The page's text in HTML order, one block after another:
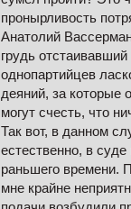
пронырливость
Анатолий
грудь
однопартийцев
деяний, за которые
могут счесть, что
Так вот, в данном
естественно, в
раньшего времени.
мне крайне